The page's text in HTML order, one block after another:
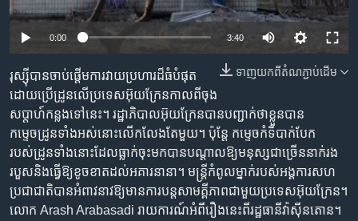
រចនា
សម្ព័ន្ធ​
រំលង​
និង​
ចូល​
ទៅ​
កាន់​
ទំព័រ​
ស្វែង​
រក
Khmer English
បណ្តាញ​សង្គម
ភាសា
0:00 3:40
ទាញ​យក​ពី​តំណភ្ជាប់​ដើម
រុស្ស៊ីបានចាប់ផ្តើមការវាយប្រហារដ៏ធំបំផុត
ដោយប្រើដ្រូនលើប្រទេសអ៊ុយក្រែនកាលពីចុង
សប្តាហ៍កន្លងទៅនេះ។ រដ្ឋាភិបាលអ៊ុយក្រែនបានបញ្ជាក់ថាខ្លួនបាន
កម្ទេចដ្រូនទាំងអស់នោះលើកលែងតែមួយ។ ប៉ុន្តែ កម្ទេចកំទីបាក់បែក
របស់ដ្រូនទាំងនោះដែលធ្លាក់ចុះមកបានបណ្តាលឱ្យមនុស្សជាច្រើននាក់រង
របួសនិងធ្វើឱ្យខូចខាតដល់អគារនានា។ មន្ត្រីកំពូលម្នាក់របស់អង្គការសហ
ប្រជាជាតិបានអំពាវនាវឱ្យមានការបន្តសាមគ្គីភាពជាមួយប្រទេសអ៊ុយក្រែន។
លោក Arash Arabasadi រាយការណ៍អំពីរឿងនេះពីរដ្ឋធានីវ៉ាស៊ីនតោន។